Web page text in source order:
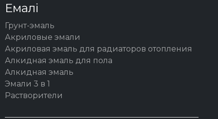
Емалі
Грунт-эмаль
Акриловые эмали
Акриловая эмаль для радиаторов отопления
Алкидная эмаль для пола
Алкидная эмаль
Эмали 3 в 1
Растворители